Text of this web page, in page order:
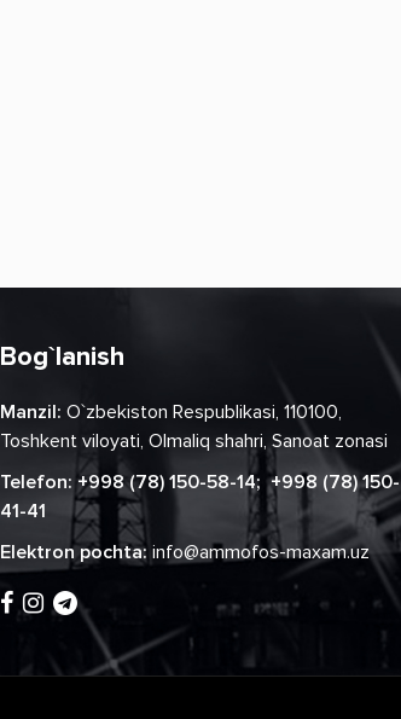
Bog`lanish
Manzil: O`zbekiston Respublikasi, 110100,
Toshkent viloyati, Olmaliq shahri, Sanoat zonasi
Telefon: +998 (78) 150-58-14; +998 (78) 150-
41-41
Elektron pochta: info@ammofos-maxam.uz